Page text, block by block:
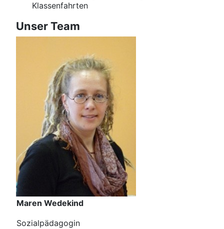
Klassenfahrten
Unser Team
Maren Wedekind
Sozialpädagogin